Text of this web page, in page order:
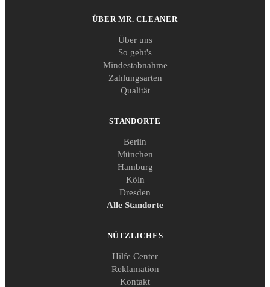
ÜBER MR. CLEANER
Über uns
So geht's
Mindestabnahme
Zahlungsarten
Qualität
STANDORTE
Berlin
München
Hamburg
Köln
Dresden
Alle Standorte
NÜTZLICHES
Hilfe Center
Reklamation
Kontakt